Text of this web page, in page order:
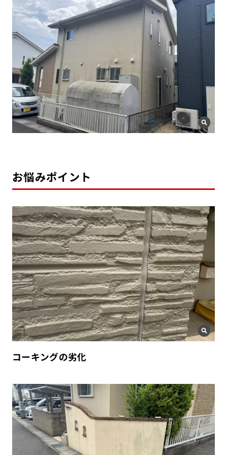
お悩みポイント
コーキングの劣化